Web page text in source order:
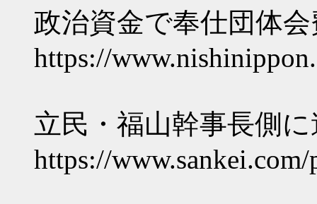
政治資金で奉仕団体
https://
立民・福山幹事長側
https://